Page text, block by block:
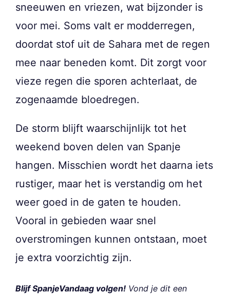
sneeuwen en vriezen, wat bijzonder is
voor mei. Soms valt er modderregen,
doordat stof uit de Sahara met de regen
mee naar beneden komt. Dit zorgt voor
vieze regen die sporen achterlaat, de
zogenaamde bloedregen.
De storm blijft waarschijnlijk tot het
weekend boven delen van Spanje
hangen. Misschien wordt het daarna iets
rustiger, maar het is verstandig om het
weer goed in de gaten te houden.
Vooral in gebieden waar snel
overstromingen kunnen ontstaan, moet
je extra voorzichtig zijn.
Blijf SpanjeVandaag volgen! Vond je dit een